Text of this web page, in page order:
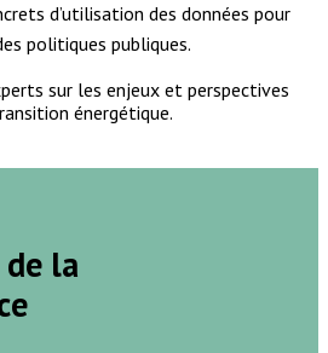
d’utilisation des données pour
politiques publiques.
sur les enjeux et perspectives
énergétique.
la